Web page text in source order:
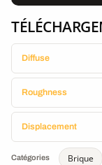
Diffuse
Roughness
Displacement
Catégories Brique